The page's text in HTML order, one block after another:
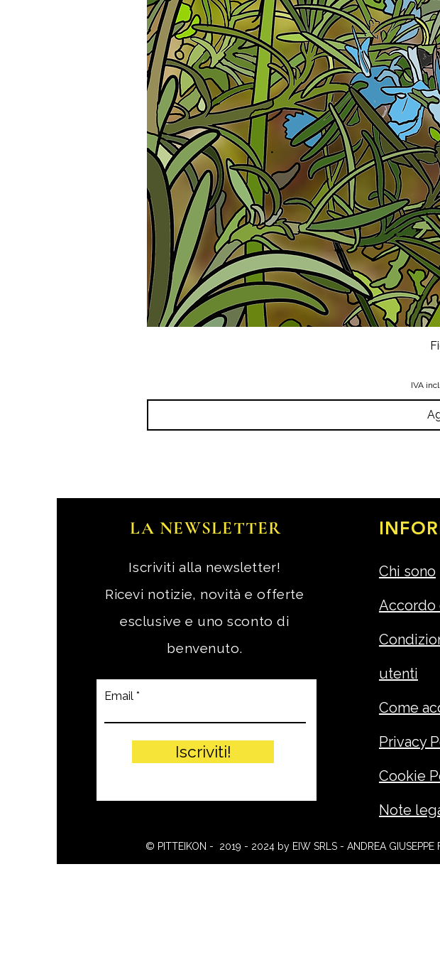
IVA
LA NEWSLETTER
Iscriviti alla newsletter!
Ricevi notizie, novità e offerte
esclusive e uno sconto di
benvenuto.
Email
Iscriviti!
Chi sono
Accordo
utenti
Come
Privacy
Cookie
Note
© PITTEIKON - 2019 - 2024 by EIW SRLS - ANDREA GIUSEPPE